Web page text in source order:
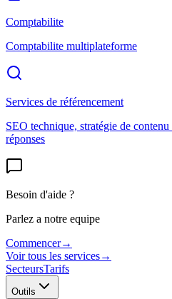
Comptabilite
Comptabilite multiplateforme
Services de référencement
SEO technique, stratégie de
réponses
Besoin d'aide ?
Parlez a notre equipe
Commencer→
Voir tous les services→
SecteursTarifs
Outils